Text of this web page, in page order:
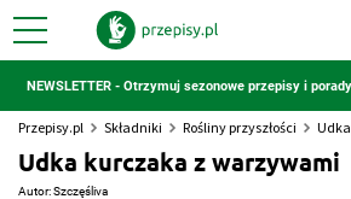
NEWSLETTER - Otrzymuj sezonowe przepisy i porady
Przepisy.pl Składniki Rośliny przyszłości
Udka kurczaka z warzywami
Autor:Szczęśliva